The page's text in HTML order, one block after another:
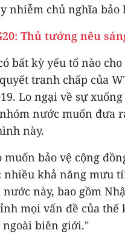
nhiễm chủ nghĩa bảo
Thủ tướng nêu
bất kỳ yếu tố nào
tranh chấp của
Lo ngại về sự
nước muốn đưa
này.
muốn bảo vệ cộng
nhiều khả năng mưu
này, bao gồm
mọi vấn đề của
ngoài biên giới."